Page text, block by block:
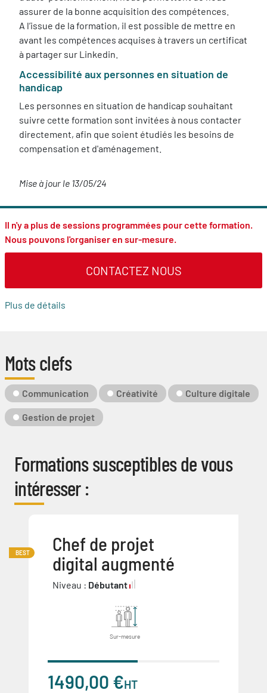
assurer de la bonne acquisition des compétences.
A l’issue de la formation, il est possible de mettre en
avant les compétences acquises à travers un certificat
à partager sur Linkedin.
Accessibilité aux personnes en situation de
handicap
Les personnes en situation de handicap souhaitant
suivre cette formation sont invitées à nous contacter
directement, afin que soient étudiés les besoins de
compensation et d'aménagement.
Mise à jour le 13/05/24
Il n'y a plus de sessions programmées pour cette formation.
Nous pouvons l'organiser en sur-mesure.
CONTACTEZ NOUS
Plus de détails
Mots clefs
Mot-
Clé
Communication Créativité Culture digitale
Gestion de projet
Formations susceptibles de vous
intéresser :
BEST
Chef de projet
digital augmenté
Niveau : Débutant
Sur-mesure
1490,00 €HT